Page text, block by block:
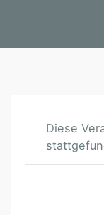
Diese